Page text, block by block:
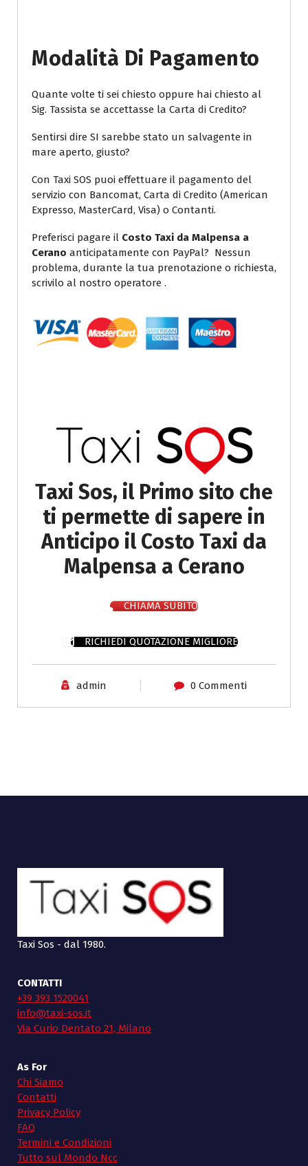
Modalità Di Pagamento
Quante volte ti sei chiesto oppure hai chiesto al
Sig. Tassista se accettasse la Carta di Credito?
Sentirsi dire SI sarebbe stato un salvagente in
mare aperto, giusto?
Con Taxi SOS puoi effettuare il pagamento del
servizio con Bancomat, Carta di Credito (American
Expresso, MasterCard, Visa) o Contanti.
Preferisci pagare il Costo Taxi da Malpensa a
Cerano anticipatamente con PayPal? Nessun
problema, durante la tua prenotazione o richiesta,
scrivilo al nostro operatore .
Taxi Sos, il Primo sito che
ti permette di sapere in
Anticipo il Costo Taxi da
Malpensa a Cerano
CHIAMA SUBITO
RICHIEDI QUOTAZIONE MIGLIORE
admin 0 Commenti
Taxi Sos - dal 1980.
CONTATTI
+39 393 1520041
info@taxi-sos.it
Via Curio Dentato 21, Milano
As For
Chi Siamo
Contatti
Privacy Policy
FAQ
Termini e Condizioni
Tutto sul Mondo Ncc